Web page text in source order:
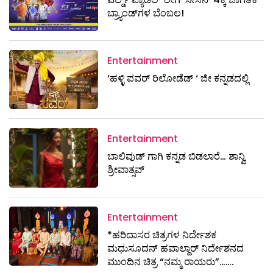
ಬ್ರ್ಯಾಂಡ್‌ಗಳ ಬೆಂಬಲ!
Entertainment
‘ಹಳ್ಳಿ ಪವರ್ ರಿಲೋಡೆಡ್ ‘ ಜೀ ಕನ್ನಡದಲ್ಲಿ
Entertainment
ಬಾಲಿವುಡ್ ಗಾಗಿ ಕನ್ನಡ ಬಿಡಲಾರೆ… ಶಾನ್ವಿ
ಶ್ರೀವಾತ್ಸವ್
Entertainment
*ಹರಿದಾಸರ ಚಿತ್ರಗಳ ನಿರ್ದೇಶಕ
ಮಧುಸೂದನ್ ಹವಾಲ್ದಾರ್ ನಿರ್ದೇಶನದ
ಮುಂದಿನ ಚಿತ್ರ “ನಮ್ಮ ರಾಯರು”…….